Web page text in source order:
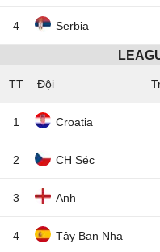
4 Serbia
TT Đội
1 Croatia
2 CH Séc
3 Anh
4 Tây Ban Nha